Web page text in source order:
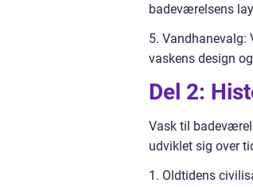
badeværelsens
5. Vandhanevalg:
vaskens design
Del 2:
Vask til
udviklet sig over
1. Oldtidens